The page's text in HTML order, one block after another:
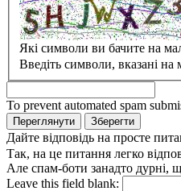
Які символи ви бачите на
Введіть символи, вказані на
To prevent automated spam
Дайте відповідь на просте
Так, на це питання легко
Але спам-боти занадто дурні,
Leave this field blank: